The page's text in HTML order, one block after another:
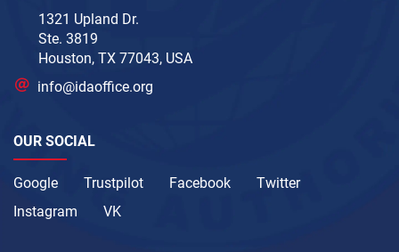
1321 Upland Dr.
Ste. 3819
Houston, TX 77043, USA
info@idaoffice.org
OUR SOCIAL
Google Trustpilot Facebook
Twitter
Instagram
VK